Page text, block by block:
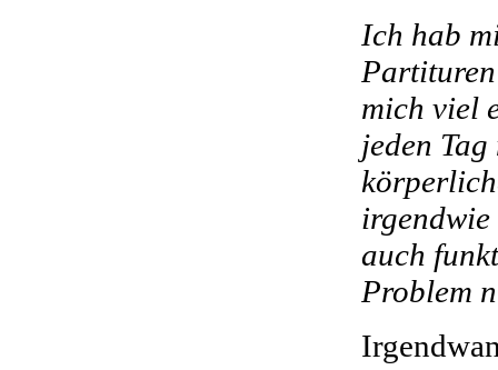
Ich hab
mich viel
jeden
irgendwie
auch
Problem